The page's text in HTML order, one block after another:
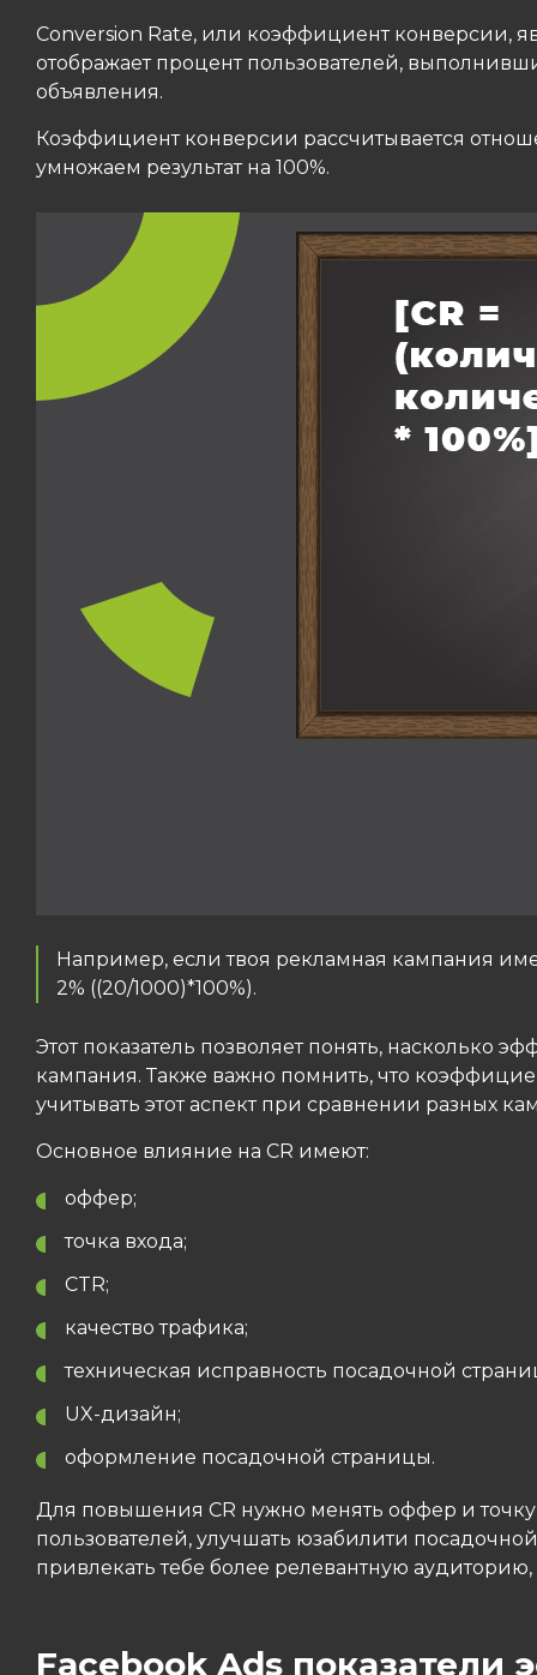
Conversion Rate, или коэффициент конверсии,
отображает процент пользователей,
объявления.
Коэффициент конверсии рассчитывается
умножаем результат на 100%.
Например, если твоя рекламная кампания
2% ((20/1000)*100%).
Этот показатель позволяет понять,
кампания. Также важно помнить, что
учитывать этот аспект при сравнении разных
Основное влияние на CR имеют:
оффер;
точка входа;
CTR;
качество трафика;
техническая исправность посадочной
UX-дизайн;
оформление посадочной страницы.
Для повышения CR нужно менять оффер и точку
пользователей, улучшать юзабилити
привлекать тебе более релевантную
Facebook Ads